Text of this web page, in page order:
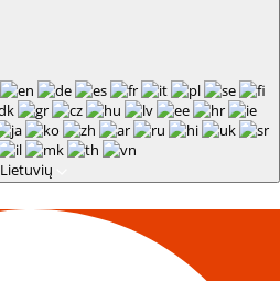
Lietuvių